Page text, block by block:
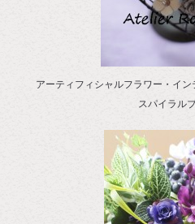
アーティフィシャルフラワー・イン
スパイラル